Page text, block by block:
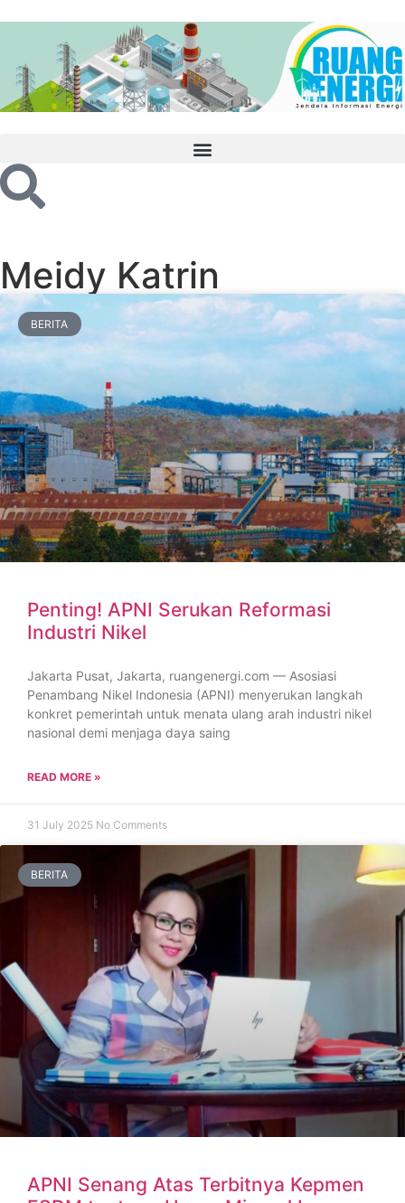
Meidy Katrin
BERITA
Penting! APNI Serukan Reformasi
Industri Nikel
Jakarta Pusat, Jakarta, ruangenergi.com — Asosiasi
Penambang Nikel Indonesia (APNI) menyerukan langkah
konkret pemerintah untuk menata ulang arah industri nikel
nasional demi menjaga daya saing
READ MORE »
31 July 2025 No Comments
BERITA
APNI Senang Atas Terbitnya Kepmen